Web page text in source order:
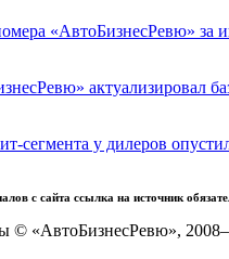
«АвтоБизнесРевю» за
актуализировал
сегмента у дилеров
с сайта ссылка на источник
© «АвтоБизнесРевю»,